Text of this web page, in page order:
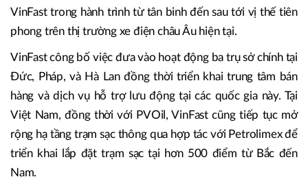
VinFast trong hành trình từ tân binh đến sau tới vị thế tiên
phong trên thị trường xe điện châu Âu hiện tại.
VinFast công bố việc đưa vào hoạt động ba trụ sở chính tại
Đức, Pháp, và Hà Lan đồng thời triển khai trung tâm bán
hàng và dịch vụ hỗ trợ lưu động tại các quốc gia này. Tại
Việt Nam, đồng thời với PVOil, VinFast cũng tiếp tục mở
rộng hạ tầng trạm sạc thông qua hợp tác với Petrolimex để
triển khai lắp đặt trạm sạc tại hơn 500 điểm từ Bắc đến
Nam.